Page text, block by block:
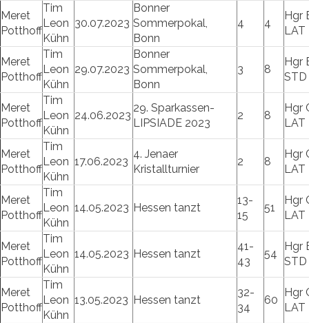
Meret
Potthoff
Tim
Leon
Kühn
30.07.2023
Bonner
Sommerpokal,
Bonn
4 4
Hgr
LAT
Meret
Potthoff
Tim
Leon
Kühn
29.07.2023
Bonner
Sommerpokal,
Bonn
3 8
Hgr
STD
Meret
Potthoff
Tim
Leon
Kühn
24.06.2023
29. Sparkassen-
LIPSIADE 2023
2 8
Hgr
LAT
Meret
Potthoff
Tim
Leon
Kühn
17.06.2023
4. Jenaer
Kristallturnier
2 8
Hgr
LAT
Meret
Potthoff
Tim
Leon
Kühn
14.05.2023 Hessen tanzt
13-
15
51
Hgr
LAT
Meret
Potthoff
Tim
Leon
Kühn
14.05.2023 Hessen tanzt
41-
43
54
Hgr
STD
Meret
Potthoff
Tim
Leon
Kühn
13.05.2023 Hessen tanzt
32-
34
60
Hgr
LAT